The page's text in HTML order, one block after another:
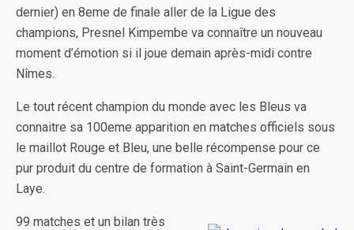
dernier) en 8eme de finale aller de la Ligue des
champions, Presnel Kimpembe va connaître un nouveau
moment d’émotion si il joue demain après-midi contre
Nîmes.
Le tout récent champion du monde avec les Bleus va
connaitre sa 100eme apparition en matches officiels sous
le maillot Rouge et Bleu, une belle récompense pour ce
pur produit du centre de formation à Saint-Germain en
Laye.
99 matches et un bilan très